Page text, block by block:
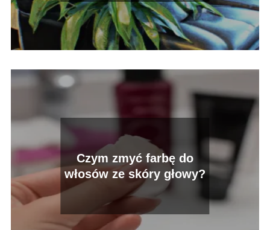
Czym zmyć farbę do
włosów ze skóry głowy?